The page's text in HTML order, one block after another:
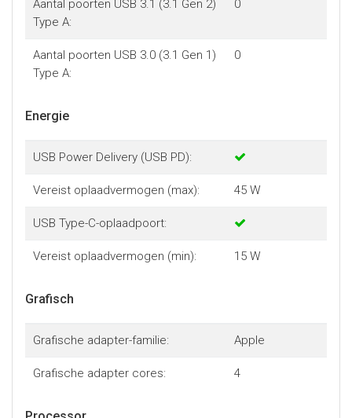
Aantal poorten USB 3.1 (3.1 Gen 2)
Type A:
0
Aantal poorten USB 3.0 (3.1 Gen 1)
Type A:
0
Energie
USB Power Delivery (USB PD):
Vereist oplaadvermogen (max): 45 W
USB Type-C-oplaadpoort:
Vereist oplaadvermogen (min): 15 W
Grafisch
Grafische adapter-familie: Apple
Grafische adapter cores: 4